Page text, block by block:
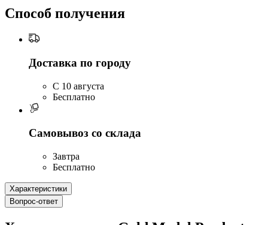
Способ получения
Доставка по городу
C 10 августа
Бесплатно
Самовывоз со склада
Завтра
Бесплатно
Характеристики
Вопрос-ответ